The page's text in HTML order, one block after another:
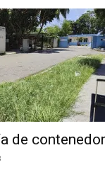
de contenedor